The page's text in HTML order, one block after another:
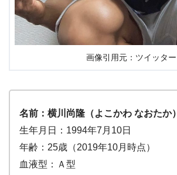
画像引用元：ツイッター
名前：横川尚隆（よこかわ なおたか）
生年月日：1994年7月10日
年齢：25歳（2019年10月時点）
血液型：Ａ型